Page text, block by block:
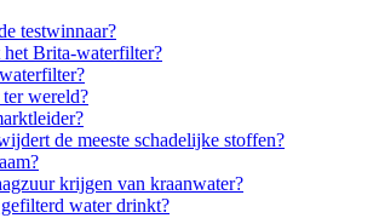
testwinnaar?
het Brita-waterfilter?
wereld?
de meeste schadelijke stoffen?
krijgen van kraanwater?
water drinkt?